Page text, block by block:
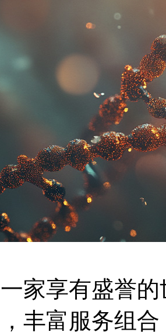
家享有盛誉的
，丰富服务组